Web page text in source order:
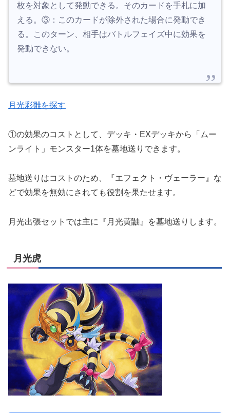
枚を対象として発動できる。そのカードを手札に加
える。③：このカードが除外された場合に発動でき
る。このターン、相手はバトルフェイズ中に効果を
発動できない。
月光彩雛を探す
①の効果のコストとして、デッキ・EXデッキから「ムー
ンライト」モンスター1体を墓地送りできます。
墓地送りはコストのため、『エフェクト・ヴェーラー』な
どで効果を無効にされても役割を果たせます。
月光出張セットでは主に『月光黄鼬』を墓地送りします。
月光虎